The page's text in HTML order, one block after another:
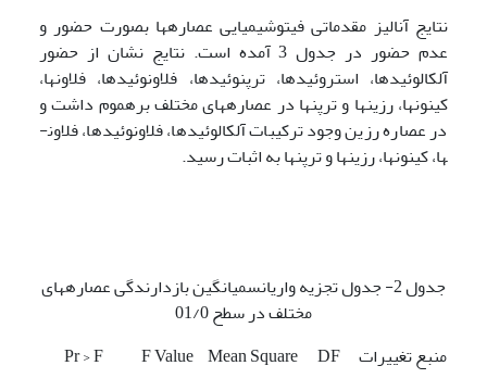
نتایج آنالیز مقدماتی فیتوشیمیایی عصاره­ها بصورت حضور و
عدم حضور در جدول 3 آمده است. نتایج نشان از حضور
آلکالوئید­ها، استروئیدها، ترپنوئیدها، فلاونوئیدها، فلاون­ها،
کینون­ها، رزین­ها و ترپن­ها در عصاره­های مختلف بره­موم داشت و
در عصاره رزین وجود ترکیبات آلکالوئید­ها، فلاونوئیدها، فلاون­
ها، کینون­ها، رزین­ها و ترپن­ها به اثبات رسید.
جدول 2- جدول تجزیه واریانسمیانگین بازدارندگی عصاره­های
مختلف در سطح 01/0
منبع تغییرات DF
Mean Square
F Value
Pr > F